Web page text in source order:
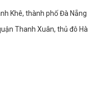
Khê, thành phố Đà Nẵng
Thanh Xuân, thủ đô Hà